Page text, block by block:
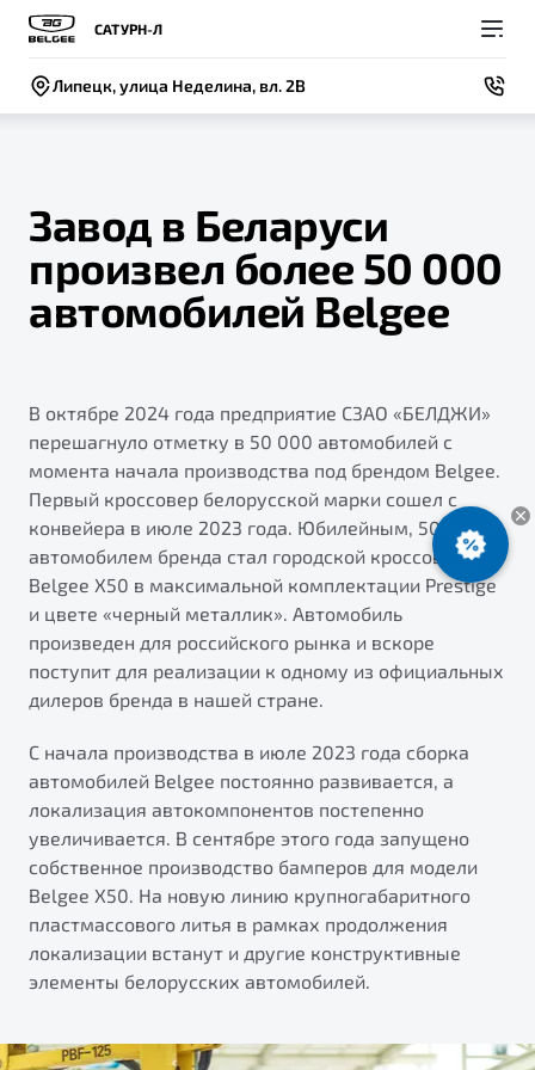
САТУРН-Л
Липецк, улица Неделина, вл. 2В
Модели
от 2 219 990 ₽*
S50
Элегантный и практичный седан
Покупателям
ВЫБОР И ПОКУПКА
Спецпредложения и Акции
ФИНАНСЫ И УСЛУГИ
Автокредит
Трейд-ин
Страхование
Расчет КАСКО
Узнайте о специальных выгодах при покупке
Владельцам
СЕРВИС
Руководство по эксплуатации
Техническое обслуживание
ПОДДЕРЖКА
Гарантия Belgee
Belgee Линк
Belgee Клуб
Реферальная программа
Клиентская поддержка
Помощь на дорогах
О компании
СОБЫТИЯ
Контакты
BELGEE В РОССИИ
О бренде
О дилерском центре
Правовая информация
Завод в Беларуси
произвел более 50 000
автомобилей Belgee
В октябре 2024 года предприятие СЗАО «БЕЛДЖИ»
перешагнуло отметку в 50 000 автомобилей с
момента начала производства под брендом Belgee.
Первый кроссовер белорусской марки сошел с
конвейера в июле 2023 года. Юбилейным, 50 000-м
автомобилем бренда стал городской кроссовер
Belgee X50 в максимальной комплектации Prestige
и цвете «черный металлик». Автомобиль
произведен для российского рынка и вскоре
поступит для реализации к одному из официальных
дилеров бренда в нашей стране.
С начала производства в июле 2023 года сборка
автомобилей Belgee постоянно развивается, а
локализация автокомпонентов постепенно
увеличивается. В сентябре этого года запущено
собственное производство бамперов для модели
Belgee X50. На новую линию крупногабаритного
пластмассового литья в рамках продолжения
локализации встанут и другие конструктивные
элементы белорусских автомобилей.